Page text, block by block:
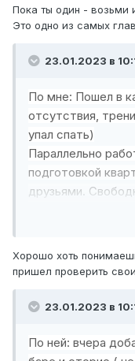
Пока ты один - возьми
Это одно из самых
23.01.2023 в
По мне: Пошел в
отсутствия,
упал спать)
Параллельно
подготовкой
друзьями.
Хорошо хоть
пришел проверить
23.01.2023 в
По ней: вчера